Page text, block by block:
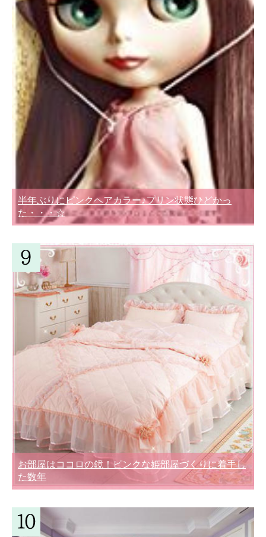
半年ぶりにピンクヘアカラー♪プリン状態ひどかっ
た・・・☆
お部屋はココロの鏡！ピンクな姫部屋づくりに着手し
た数年